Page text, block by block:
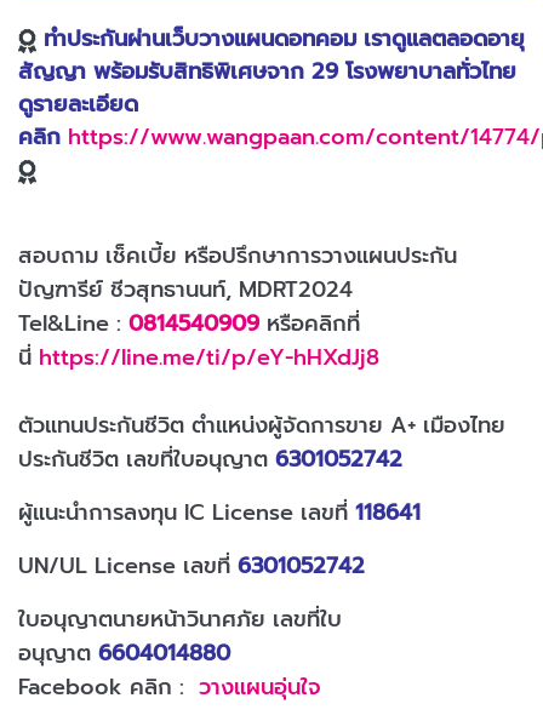
ทำประกันผ่านเว็บวางแผนดอทคอม เราดูแลตลอดอายุ
สัญญา พร้อมรับสิทธิพิเศษจาก 29 โรงพยาบาลทั่วไทย
ดูรายละเอียด
คลิก https://www.wangpaan.com/content/
สอบถาม เช็คเบี้ย หรือปรึกษาการวางแผนประกัน
ปัญฑารีย์ ชีวสุทธานนท์, MDRT2024
Tel&Line : 0814540909 หรือคลิกที่
นี่ https://line.me/ti/p/eY-hHXdJj8
ตัวแทนประกันชีวิต ตำแหน่งผู้จัดการขาย A+ เมืองไทย
ประกันชีวิต เลขที่ใบอนุญาต 6301052742
ผู้แนะนำการลงทุน IC License เลขที่ 118641
UN/UL License เลขที่ 6301052742
ใบอนุญาตนายหน้าวินาศภัย เลขที่ใบ
อนุญาต 6604014880
Facebook คลิก : วางแผนอุ่นใจ